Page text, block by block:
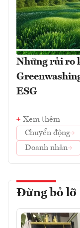
Những rủi ro
ESG
Xem thêm
Chuyển động
Doanh nhân
Đừng bỏ lỡ